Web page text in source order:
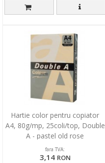
Hartie color pentru copiator
A4, 80g/mp, 25coli/top, Double
A - pastel old rose
fara TVA:
3,14 RON